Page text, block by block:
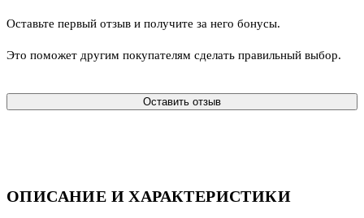
ОПИСАНИЕ И ХАРАКТЕРИСТИКИ
Оставьте первый отзыв и получите за него бонусы.
Это поможет другим покупателям сделать правильный выбор.
Оставить отзыв